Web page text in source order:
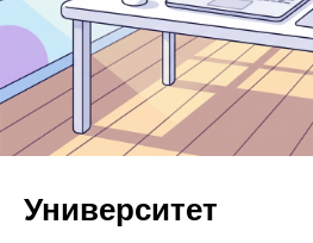
Университет